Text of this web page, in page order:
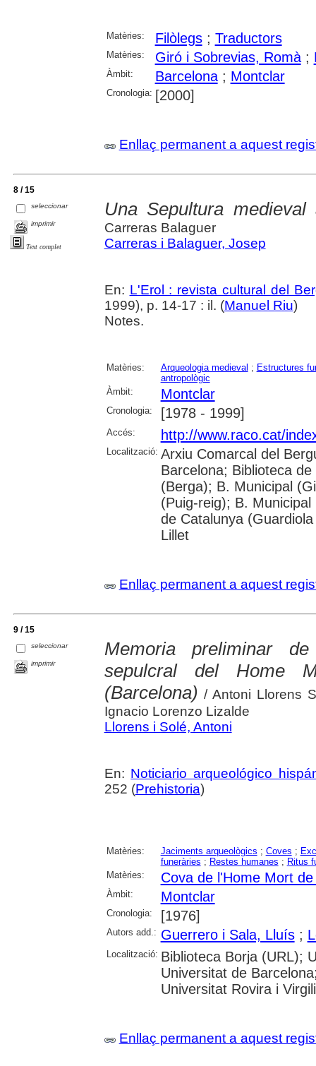
Matèries: Filòlegs; Traductors
Matèries: Giró i Sobrevias, Romà;
Àmbit: Barcelona; Montclar
Cronologia: [2000]
Enllaç permanent a aquest
8 / 15
seleccionar
imprimir
Text complet
Una Sepultura
Carreras Balaguer
Carreras i Balaguer, Josep
En: L'Erol : revista cultural del
1999), p. 14-17 : il. (Manuel Riu)
Notes.
Matèries: Arqueologia medieval ; Estructures
antropològic
Àmbit:
Montclar
Cronologia: [1978 - 1999]
Accés: http://www.raco.cat/
Localització: Arxiu Comarcal del
Barcelona; Biblioteca
(Berga); B. Municipal
(Puig-reig); B.
de Catalunya
Lillet
Enllaç permanent a aquest
9 / 15
seleccionar
imprimir
Memoria preliminar
sepulcral del Home
(Barcelona) / Antoni Llorens
Ignacio Lorenzo Lizalde
Llorens i Solé, Antoni
En: Noticiario arqueológico
252 (Prehistoria)
Matèries: Jaciments arqueològics ; Coves ;
funeràries ; Restes humanes ; Ritus
Matèries:
Cova de l'Home Mort
Àmbit: Montclar
Cronologia: [1976]
Autors add.: Guerrero i Sala, Lluís;
Localització: Biblioteca Borja (URL);
Universitat de
Universitat Rovira i Virgili
Enllaç permanent a aquest